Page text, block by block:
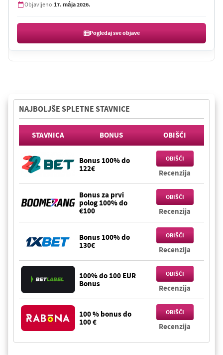
Objavljeno:17. mája 2026.
Pogledaj sve objave
NAJBOLJŠE SPLETNE STAVNICE
STAVNICA BONUS OBIŠČI
Bonus 100% do
122€
OBIŠČI
Recenzija
Bonus za prvi
polog 100% do
€100
OBIŠČI
Recenzija
Bonus 100% do
130€
OBIŠČI
Recenzija
100% do 100 EUR
Bonus
OBIŠČI
Recenzija
100 % bonus do
100 €
OBIŠČI
Recenzija